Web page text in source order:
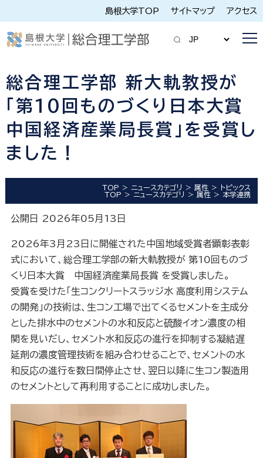
島根大学TOP サイトマップ アクセス
総合理工学部 新大軌教授が
「第10回ものづくり日本大賞
中国経済産業局長賞」を受賞し
ました！
TOP ニュースカテゴリ 属性
トピックス
TOP
ニュースカテゴリ 属性 本学連携
公開日 2026年05月13日
2026年3月23日に開催された中国地域受賞者顕彰表彰
式において、総合理工学部の新大軌教授が 第10回ものづ
くり日本大賞 中国経済産業局長賞 を受賞しました。
受賞を受けた「生コンクリートスラッジ水 高度利用システム
の開発」の技術は、生コン工場で出てくるセメントを主成分
とした排水中のセメントの水和反応と硫酸イオン濃度の相
関を見いだし、セメント水和反応の進行を抑制する凝結遅
延剤の濃度管理技術を組み合わせることで、セメントの水
和反応の進行を数日間停止させ、翌日以降に生コン製造用
のセメントとして再利用することに成功しました。